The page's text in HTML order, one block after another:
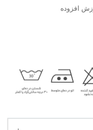
بر ارزش افزوده